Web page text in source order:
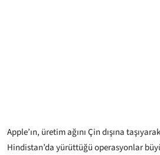
Apple’ın, üretim ağını Çin dışına
Hindistan’da yürüttüğü operasyonlar